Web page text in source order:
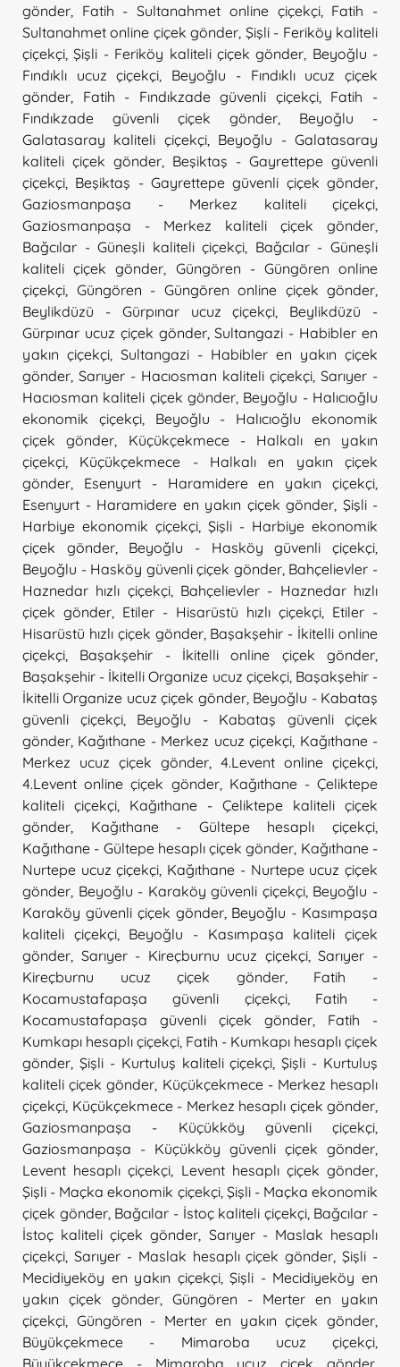
gönder
Fatih - Sultanahmet online çiçekçi, Fatih -
Sultanahmet online çiçek gönder Şişli - Feriköy kaliteli
çiçekçi ,Şişli - Feriköy kaliteli çiçek gönder Beyoğlu -
Fındıklı ucuz çiçekçi
Beyoğlu - Fındıklı ucuz çiçek
gönder
Fatih - Fındıkzade güvenli çiçekçi, Fatih -
Fındıkzade güvenli çiçek gönder
Beyoğlu -
Galatasaray kaliteli çiçekçi, Beyoğlu - Galatasaray
kaliteli çiçek gönder
Beşiktaş - Gayrettepe güvenli
çiçekçi Beşiktaş - Gayrettepe güvenli çiçek gönder
Gaziosmanpaşa - Merkez kaliteli çiçekçi
Gaziosmanpaşa - Merkez kaliteli çiçek gönder
Bağcılar - Güneşli kaliteli çiçekçi
Bağcılar - Güneşli
kaliteli çiçek gönder
Güngören - Güngören online
çiçekçi
Güngören - Güngören online çiçek gönder
Beylikdüzü - Gürpınar ucuz çiçekçi
Beylikdüzü -
Gürpınar ucuz çiçek gönder,Sultangazi - Habibler en
yakın çiçekçi Sultangazi - Habibler en yakın çiçek
gönder Sarıyer - Hacıosman kaliteli çiçekçi Sarıyer -
Hacıosman kaliteli çiçek gönder Beyoğlu - Halıcıoğlu
ekonomik çiçekçi, Beyoğlu - Halıcıoğlu ekonomik
çiçek gönder
Küçükçekmece - Halkalı en yakın
çiçekçi
Küçükçekmece - Halkalı en yakın çiçek
gönder
Esenyurt - Haramidere en yakın çiçekçi
Esenyurt - Haramidere en yakın çiçek gönder Şişli -
Harbiye ekonomik çiçekçi Şişli - Harbiye ekonomik
çiçek gönder, Beyoğlu - Hasköy güvenli çiçekçi
Beyoğlu - Hasköy güvenli çiçek gönder, Bahçelievler -
Haznedar hızlı çiçekçi, Bahçelievler - Haznedar hızlı
çiçek gönder
Etiler - Hisarüstü hızlı çiçekçi
Etiler -
Hisarüstü hızlı çiçek gönder, Başakşehir - İkitelli online
çiçekçi
Başakşehir - İkitelli online çiçek gönder
Başakşehir - İkitelli Organize ucuz çiçekçi, Başakşehir -
İkitelli Organize ucuz çiçek gönder, Beyoğlu - Kabataş
güvenli çiçekçi, Beyoğlu - Kabataş güvenli çiçek
gönder Kağıthane - Merkez ucuz çiçekçi Kağıthane -
Merkez ucuz çiçek gönder
4.Levent online çiçekçi
4.Levent online çiçek gönder, Kağıthane - Çeliktepe
kaliteli çiçekçi
Kağıthane - Çeliktepe kaliteli çiçek
gönder
Kağıthane - Gültepe hesaplı çiçekçi
Kağıthane - Gültepe hesaplı çiçek gönder Kağıthane -
Nurtepe ucuz çiçekçi Kağıthane - Nurtepe ucuz çiçek
gönder Beyoğlu - Karaköy güvenli çiçekçi, Beyoğlu -
Karaköy güvenli çiçek gönder, Beyoğlu - Kasımpaşa
kaliteli çiçekçi, Beyoğlu - Kasımpaşa kaliteli çiçek
gönder Sarıyer - Kireçburnu ucuz çiçekçi,Sarıyer -
Kireçburnu ucuz çiçek gönder, Fatih -
Kocamustafapaşa güvenli çiçekçi, Fatih -
Kocamustafapaşa güvenli çiçek gönder
Fatih -
Kumkapı hesaplı çiçekçi Fatih - Kumkapı hesaplı çiçek
gönder Şişli - Kurtuluş kaliteli çiçekçi ,Şişli - Kurtuluş
kaliteli çiçek gönder Küçükçekmece - Merkez hesaplı
çiçekçi Küçükçekmece - Merkez hesaplı çiçek gönder
Gaziosmanpaşa - Küçükköy güvenli çiçekçi
Gaziosmanpaşa - Küçükköy güvenli çiçek gönder
Levent hesaplı çiçekçi
Levent hesaplı çiçek gönder
Şişli - Maçka ekonomik çiçekçi, Şişli - Maçka ekonomik
çiçek gönder, Bağcılar - İstoç kaliteli çiçekçi, Bağcılar -
İstoç kaliteli çiçek gönder Sarıyer - Maslak hesaplı
çiçekçi Sarıyer - Maslak hesaplı çiçek gönder ,Şişli -
Mecidiyeköy en yakın çiçekçi,Şişli - Mecidiyeköy en
yakın çiçek gönder
Güngören - Merter en yakın
çiçekçi
Güngören - Merter en yakın çiçek gönder
Büyükçekmece - Mimaroba ucuz çiçekçi
Büyükçekmece - Mimaroba ucuz çiçek gönder